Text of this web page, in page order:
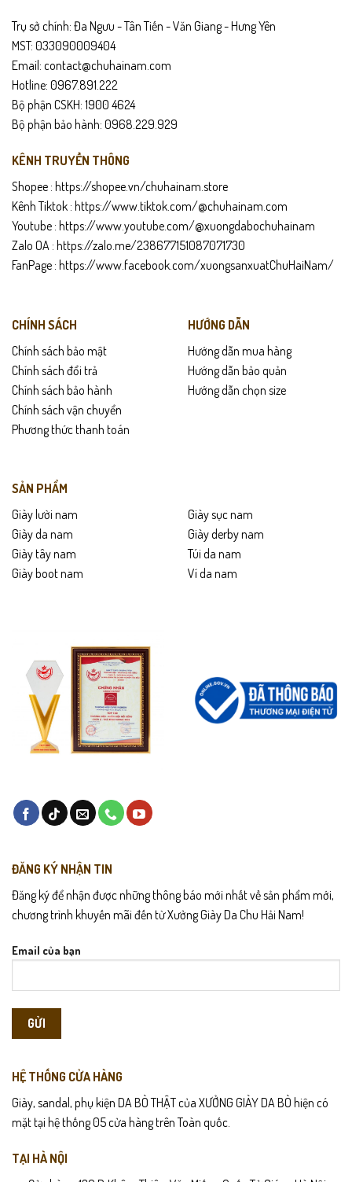
Trụ sở chính: Đa Ngưu - Tân Tiến - Văn Giang - Hưng Yên
MST: 033090009404
Email: contact@chuhainam.com
Hotline: 0967.891.222
Bộ phận CSKH: 1900 4624
Bộ phận bảo hành: 0968.229.929
KÊNH TRUYỀN THÔNG
Shopee : https://shopee.vn/chuhainam.store
Kênh Tiktok : https://www.tiktok.com/@chuhainam.com
Youtube : https://www.youtube.com/@xuongdabochuhainam
Zalo OA : https://zalo.me/238677151087071730
FanPage : https://www.facebook.com/xuongsanxuatChuHaiNam/
CHÍNH SÁCH
Chính sách bảo mật
Chính sách đổi trả
Chính sách bảo hành
Chính sách vận chuyển
Phương thức thanh toán
HƯỚNG DẪN
Hướng dẫn mua hàng
Hướng dẫn bảo quản
Hướng dẫn chọn size
SẢN PHẨM
Giày lười nam
Giày da nam
Giày tây nam
Giày boot nam
Giày sục nam
Giày derby nam
Túi da nam
Ví da nam
ĐĂNG KÝ NHẬN TIN
Đăng ký để nhận được những thông báo mới nhất về sản phẩm mới,
chương trình khuyến mãi đến từ Xưởng Giày Da Chu Hải Nam!
Email của bạn
HỆ THỐNG CỬA HÀNG
Giày, sandal, phụ kiện DA BÒ THẬT của XƯỞNG GIÀY DA BÒ hiện có
mặt tại hệ thống 05 cửa hàng trên Toàn quốc.
TẠI HÀ NỘI